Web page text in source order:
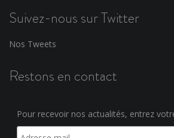
Suivez-nous sur Twitter
Nos Tweets
Restons en contact
Pour recevoir nos actualités, entrez